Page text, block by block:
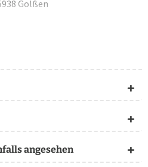
Golßen
angesehen